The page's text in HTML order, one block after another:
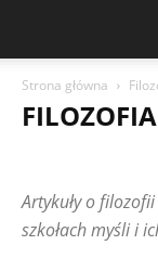
Strona główna
FILOZOFIA WSCHODU
KUCHNIA I POSTY
PODRÓŻE PO INDIACH
Artykuły o
szkołach myśli i